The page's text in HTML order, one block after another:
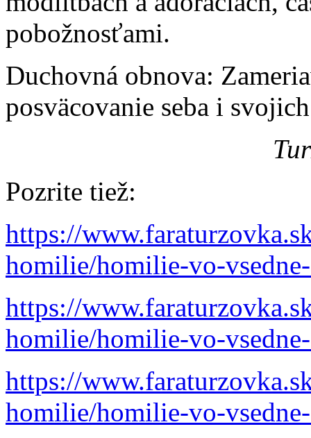
pobožnosťami.
Duchovná obnova:
posväcovanie seba i
Pozrite tiež:
https://
homilie/homilie-vo-
https://
homilie/homilie-vo-
https://
homilie/homilie-vo-